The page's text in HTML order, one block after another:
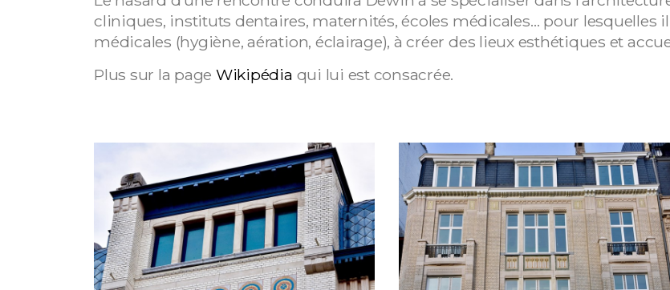
cliniques, instituts dentaires, maternités, écoles médicales… pour lesquelles
médicales (hygiène, aération, éclairage), à créer des lieux esthétiques et
Plus sur la page Wikipédia qui lui est consacrée.